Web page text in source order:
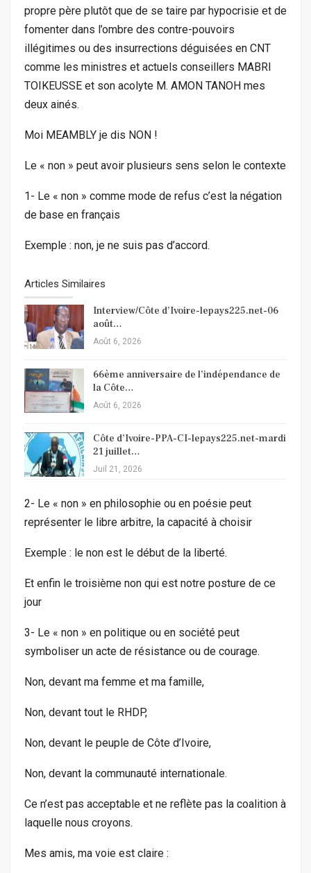
propre père plutôt que de se taire par hypocrisie et de
fomenter dans l’ombre des contre-pouvoirs
illégitimes ou des insurrections déguisées en CNT
comme les ministres et actuels conseillers MABRI
TOIKEUSSE et son acolyte M. AMON TANOH mes
deux ainés.
Moi MEAMBLY je dis NON !
Le « non » peut avoir plusieurs sens selon le contexte
1- Le « non » comme mode de refus c’est la négation
de base en français
Exemple : non, je ne suis pas d’accord.
Articles Similaires
Interview/Côte d’Ivoire-lepays225.net-06
août…
Août 6, 2026
66ème anniversaire de l’indépendance de
la Côte…
Août 6, 2026
Côte d’Ivoire-PPA-CI-lepays225.net-mardi
21 juillet…
Juil 21, 2026
2- Le « non » en philosophie ou en poésie peut
représenter le libre arbitre, la capacité à choisir
Exemple : le non est le début de la liberté.
Et enfin le troisième non qui est notre posture de ce
jour
3- Le « non » en politique ou en société peut
symboliser un acte de résistance ou de courage.
Non, devant ma femme et ma famille,
Non, devant tout le RHDP,
Non, devant le peuple de Côte d’Ivoire,
Non, devant la communauté internationale.
Ce n’est pas acceptable et ne reflète pas la coalition à
laquelle nous croyons.
Mes amis, ma voie est claire :